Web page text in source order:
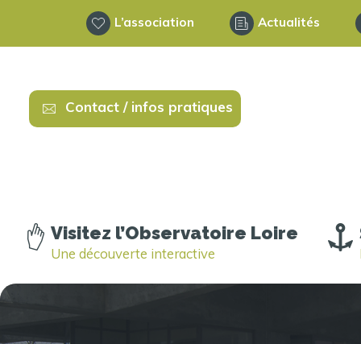
L’association Actualités
Contact / infos pratiques
Visitez l’Observatoire Loire
Une découverte interactive